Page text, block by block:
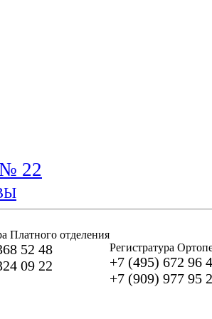
22
Платного отделения
52 48
09 22
Регистратура
+7 (495) 672 96
+7 (909) 977 95